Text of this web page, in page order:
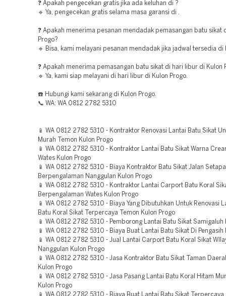
❓ Apakah pengecekan gratis jika ada keluhan di ?
🔹 Ya, pengecekan gratis selama masa garansi di .
❓ Apakah menerima pesanan mendadak pemasangan batu sikat
Progo?
🔹 Bisa, kami melayani pesanan mendadak jika jadwal tersedia di
❓ Apakah menerima pemasangan batu sikat di hari libur di Kulon
🔹 Ya, kami siap melayani di hari libur di Kulon Progo.
☎️ Hubungi kami sekarang di Kulon Progo.
📞 WA: WA 0812 2782 5310
📱 WA 0812 2782 5310 - Kontraktor Renovasi Lantai Batu Sikat
Murah Temon Kulon Progo
📱 WA 0812 2782 5310 - Kontraktor Lantai Batu Sikat Warna
Wates Kulon Progo
📱 WA 0812 2782 5310 - Biaya Kontraktor Batu Sikat Jalan
Berpengalaman Nanggulan Kulon Progo
📱 WA 0812 2782 5310 - Kontraktor Lantai Carport Batu Koral
Berpengalaman Wates Kulon Progo
📱 WA 0812 2782 5310 - Biaya Yang Dibutuhkan Untuk Renovasi
Batu Koral Sikat Terpercaya Temon Kulon Progo
📱 WA 0812 2782 5310 - Pemborong Lantai Batu Sikat Samigaluh
📱 WA 0812 2782 5310 - Biaya Buat Lantai Batu Sikat Di Pengasih
📱 WA 0812 2782 5310 - Jual Lantai Carport Batu Koral Sikat
Nanggulan Kulon Progo
📱 WA 0812 2782 5310 - Jasa Kontraktor Batu Sikat Taman
Kulon Progo
📱 WA 0812 2782 5310 - Jasa Pasang Lantai Batu Koral Hitam
Kulon Progo
📱 WA 0812 2782 5310 - Biaya Buat Lantai Batu Sikat Terpercaya